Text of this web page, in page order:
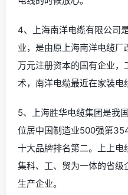
4、上海南洋电缆有限公司
业，是由原上海南洋电缆
万元注册资本的国有企业
术，南洋电缆最近在家装电
5、上海胜华电缆集团是我
位居中国制造业500强第
十大品牌排名第二。上上电
集科、工、贸为一体的省级
生产企业。